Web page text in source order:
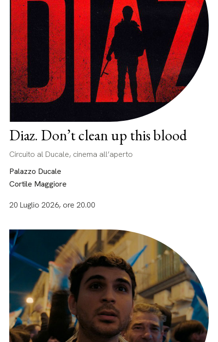
Diaz. Don’t clean up this blood
Circuito al Ducale, cinema all’aperto
Palazzo Ducale
Cortile Maggiore
20 Luglio 2026, ore 20.00